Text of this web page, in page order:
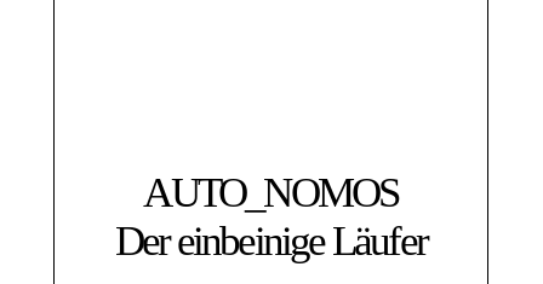
AUTO_NOMOS
Der einbeinige Läufer